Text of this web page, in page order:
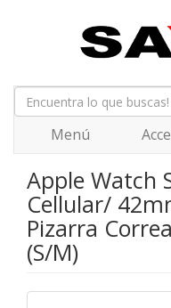
Menú
Apple Watch
Cellular/
Pizarra
(S/M)